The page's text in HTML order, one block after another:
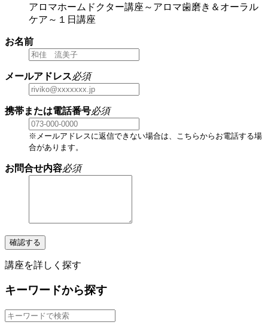
アロマホームドクター講座～アロマ歯磨き＆オーラル
ケア～１日講座
お名前
メールアドレス必須
携帯または電話番号必須
※メールアドレスに返信できない場合は、こちらからお電話する場
合があります。
お問合せ内容必須
確認する
講座を詳しく探す
キーワードから探す